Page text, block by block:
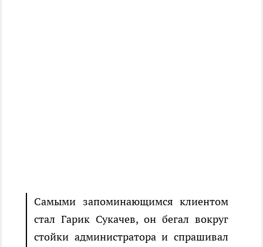
Самыми запоминающимся клиентом
стал Гарик Сукачев, он бегал вокруг
стойки администратора и спрашивал